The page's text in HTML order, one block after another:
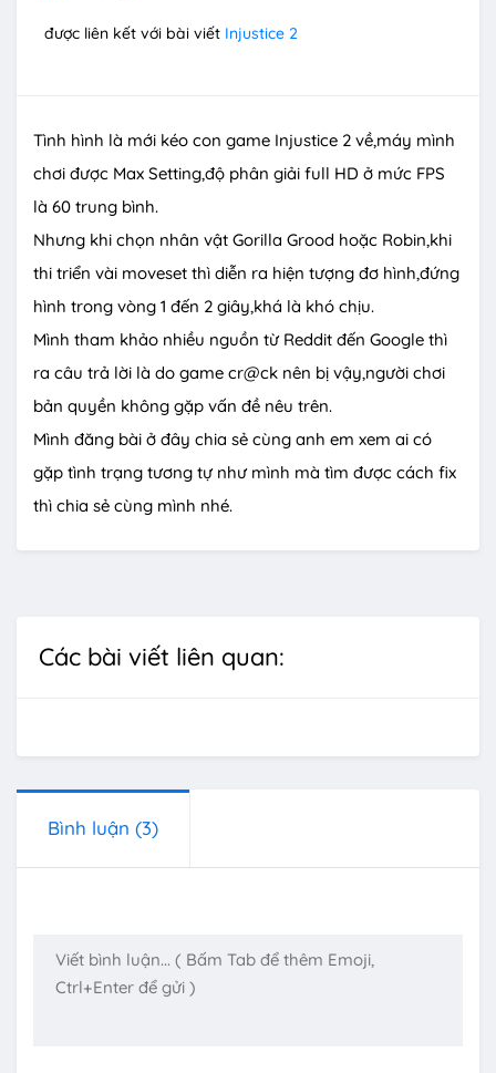
được liên kết với bài viết Injustice 2
Tình hình là mới kéo con game Injustice 2 về,máy mình
chơi được Max Setting,độ phân giải full HD ở mức FPS
là 60 trung bình.
Nhưng khi chọn nhân vật Gorilla Grood hoặc Robin,khi
thi triển vài moveset thì diễn ra hiện tượng đơ hình,đứng
hình trong vòng 1 đến 2 giây,khá là khó chịu.
Mình tham khảo nhiều nguồn từ Reddit đến Google thì
ra câu trả lời là do game cr@ck nên bị vậy,người chơi
bản quyền không gặp vấn đề nêu trên.
Mình đăng bài ở đây chia sẻ cùng anh em xem ai có
gặp tình trạng tương tự như mình mà tìm được cách fix
thì chia sẻ cùng mình nhé.
Các bài viết liên quan:
Bình luận (3)